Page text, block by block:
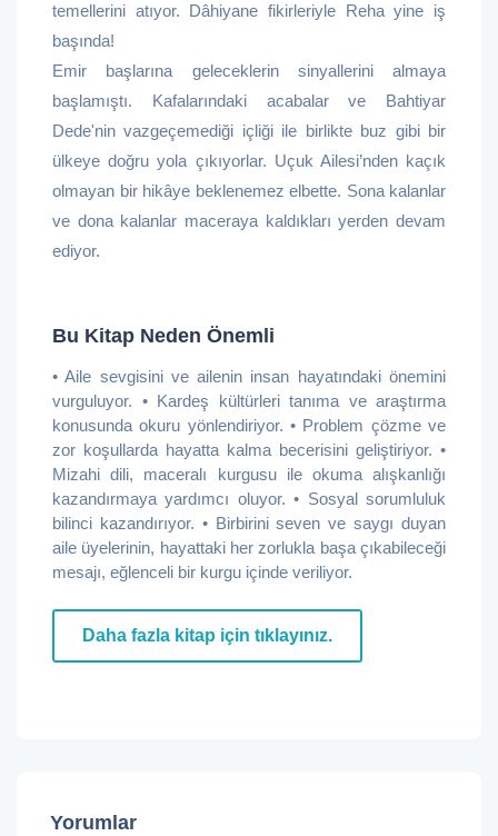
temellerini atıyor. Dâhiyane fikirleriyle Reha yine iş
başında!
Emir başlarına geleceklerin sinyallerini almaya
başlamıştı. Kafalarındaki acabalar ve Bahtiyar
Dede'nin vazgeçemediği içliği ile birlikte buz gibi bir
ülkeye doğru yola çıkıyorlar. Uçuk Ailesi’nden kaçık
olmayan bir hikâye beklenemez elbette. Sona kalanlar
ve dona kalanlar maceraya kaldıkları yerden devam
ediyor.
Bu Kitap Neden Önemli
• Aile sevgisini ve ailenin insan hayatındaki önemini
vurguluyor. • Kardeş kültürleri tanıma ve araştırma
konusunda okuru yönlendiriyor. • Problem çözme ve
zor koşullarda hayatta kalma becerisini geliştiriyor. •
Mizahi dili, maceralı kurgusu ile okuma alışkanlığı
kazandırmaya yardımcı oluyor. • Sosyal sorumluluk
bilinci kazandırıyor. • Birbirini seven ve saygı duyan
aile üyelerinin, hayattaki her zorlukla başa çıkabileceği
mesajı, eğlenceli bir kurgu içinde veriliyor.
Daha fazla kitap için tıklayınız.
Yorumlar